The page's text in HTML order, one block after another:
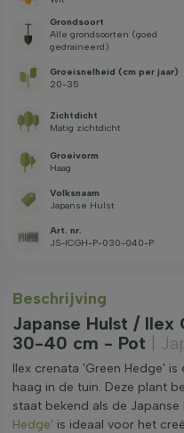
Grondsoort
Alle grondsoorten (goed
gedraineerd)
Groeisnelheid (cm per jaar)
20-35
Zichtdicht
Matig zichtdicht
Groeivorm
Haag
Volksnaam
Japanse Hulst
Art. nr.
JS-ICGH-P-030-040-P
Beschrijving
Japanse Hulst / Ilex
30-40 cm - Pot
|
Ilex crenata 'Green Hedge'
haag in de tuin. Deze plant
staat bekend als de Japanse
Hedge' is ideaal voor het